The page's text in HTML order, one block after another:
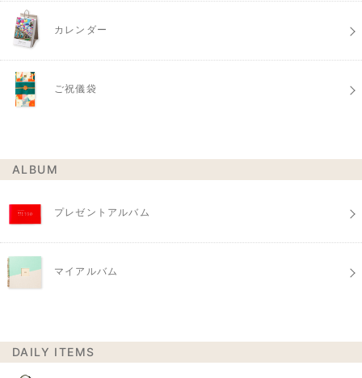
カレンダー
ご祝儀袋
ALBUM
プレゼントアルバム
マイアルバム
DAILY ITEMS